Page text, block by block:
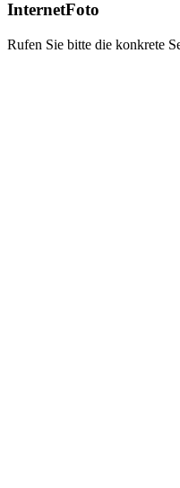
InternetFoto
Rufen Sie bitte die konkrete